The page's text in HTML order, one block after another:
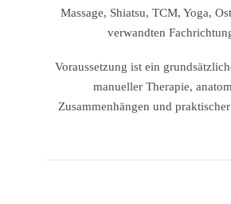
Massage, Shiatsu, TCM, Yoga,
verwandten
Voraussetzung ist ein
manueller Therapie,
Zusammenhängen und